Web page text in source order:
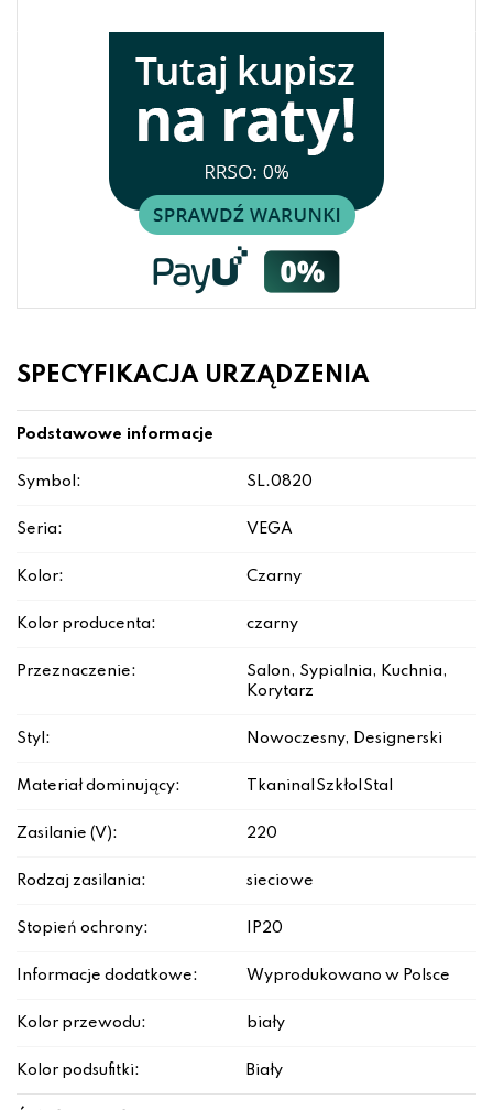
SPECYFIKACJA URZĄDZENIA
Podstawowe informacje
Symbol: SL.0820
Seria: VEGA
Kolor: Czarny
Kolor producenta: czarny
Przeznaczenie:
Salon, Sypialnia, Kuchnia,
Korytarz
Styl: Nowoczesny, Designerski
Materiał dominujący: Tkanina|Szkło|Stal
Zasilanie (V): 220
Rodzaj zasilania: sieciowe
Stopień ochrony: IP20
Informacje dodatkowe: Wyprodukowano w Polsce
Kolor przewodu: biały
Kolor podsufitki: Biały